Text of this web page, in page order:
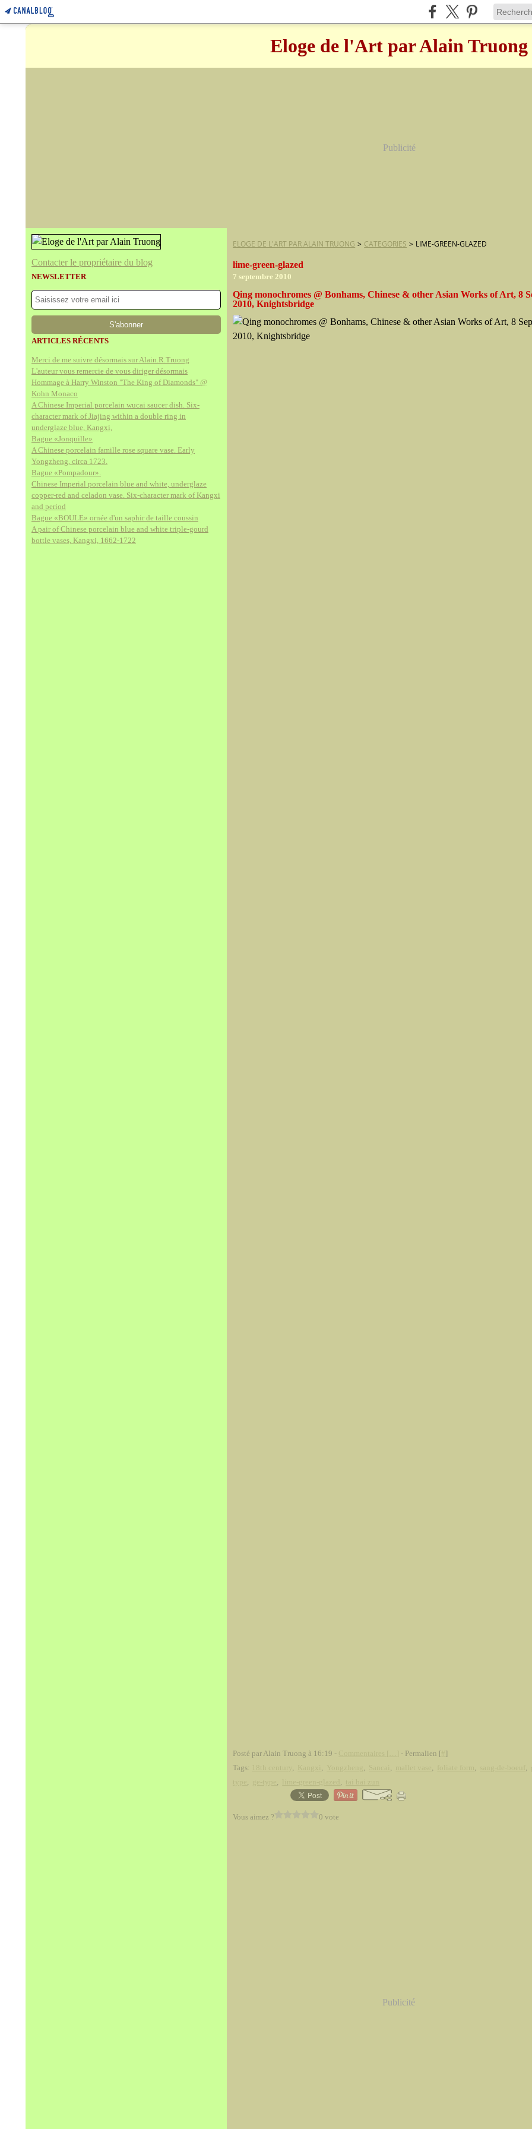
Eloge de l'Art par Alain Truong
Publicité
Contacter le propriétaire du blog
NEWSLETTER
ARTICLES RÉCENTS
Merci de me suivre désormais sur Alain.R.Truong
L'auteur vous remercie de vous diriger désormais
Hommage à Harry Winston "The King of Diamonds" @
Kohn Monaco
A Chinese Imperial porcelain wucai saucer dish. Six-
character mark of Jiajing within a double ring in
underglaze blue, Kangxi,
Bague «Jonquille»
A Chinese porcelain famille rose square vase. Early
Yongzheng, circa 1723.
Bague «Pompadour».
Chinese Imperial porcelain blue and white, underglaze
copper-red and celadon vase. Six-character mark of Kangxi
and period
Bague «BOULE» ornée d'un saphir de taille coussin
A pair of Chinese porcelain blue and white triple-gourd
bottle vases, Kangxi, 1662-1722
ELOGE DE L'ART PAR ALAIN TRUONG > CATEGORIES > LIME-GREEN-GLAZED
lime-green-glazed
7 septembre 2010
Qing monochromes @ Bonhams, Chinese & other Asian Works of Art, 8
2010, Knightsbridge
Posté par Alain Truong à 16:19 - - Permalien [ ]
Tags:
, , , , , , ,
, , ,
Vous aimez ? 0 vote
Publicité